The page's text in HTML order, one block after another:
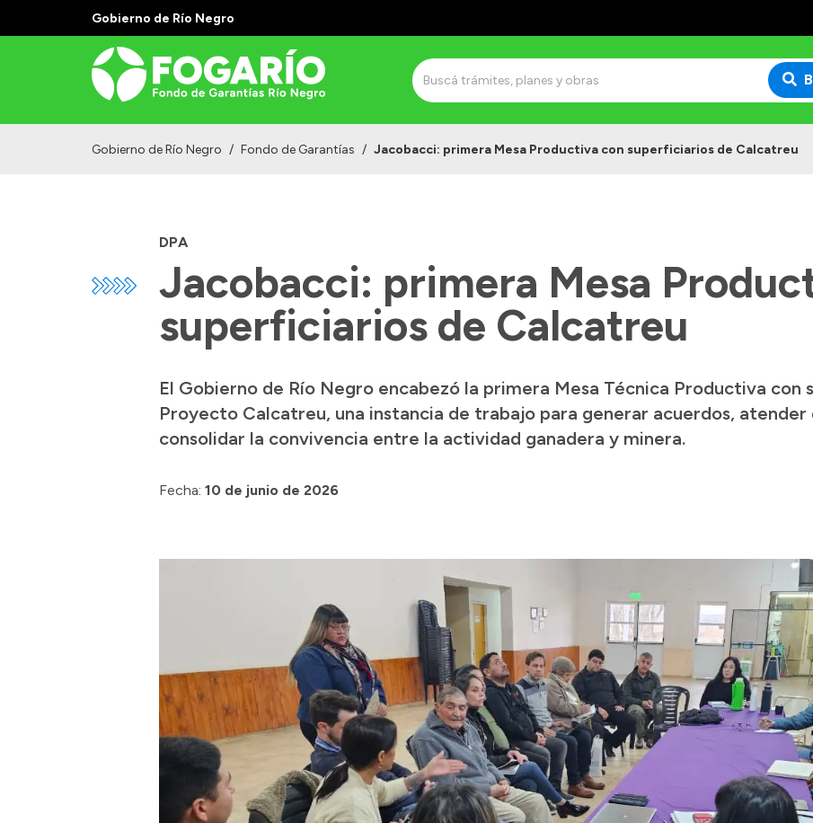
Gobierno de Río Negro
Gobierno de Río Negro / Fondo de Garantías / Jacobacci: primera Mesa Productiva con superficiarios de Calcatreu
DPA
Jacobacci: primera Mesa
superficiarios de Calcatreu
El Gobierno de Río Negro encabezó la primera Mesa Técnica Productiva con
Proyecto Calcatreu, una instancia de trabajo para generar acuerdos,
consolidar la convivencia entre la actividad ganadera y minera.
Fecha: 10 de junio de 2026